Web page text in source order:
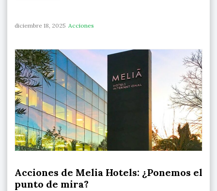
diciembre 18, 2025 Acciones
Acciones de Melia Hotels: ¿Ponemos el
punto de mira?